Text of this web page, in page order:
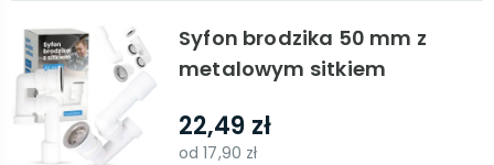
Syfon brodzika 50 mm z
metalowym sitkiem
22,49 zł
od17,90 zł